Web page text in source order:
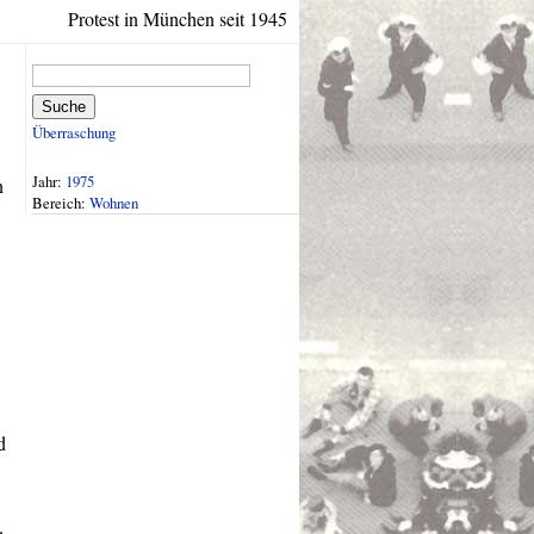
Protest in München seit 1945
Suche
Überraschung
Jahr: 1975
Bereich: Wohnen